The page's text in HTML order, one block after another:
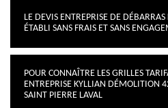
LE DEVIS ENTREPRISE DE
ÉTABLI SANS FRAIS ET SANS
POUR CONNAÎTRE LES GRILLES
ENTREPRISE KYLLIAN DÉMOLITION
SAINT PIERRE LAVAL